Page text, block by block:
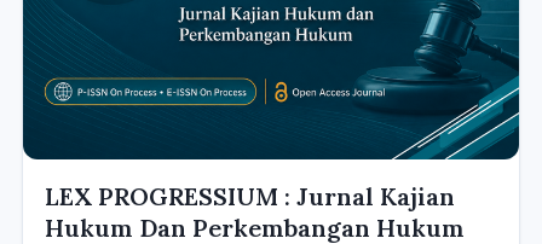
LEX PROGRESSIUM : Jurnal Kajian
Hukum Dan Perkembangan Hukum